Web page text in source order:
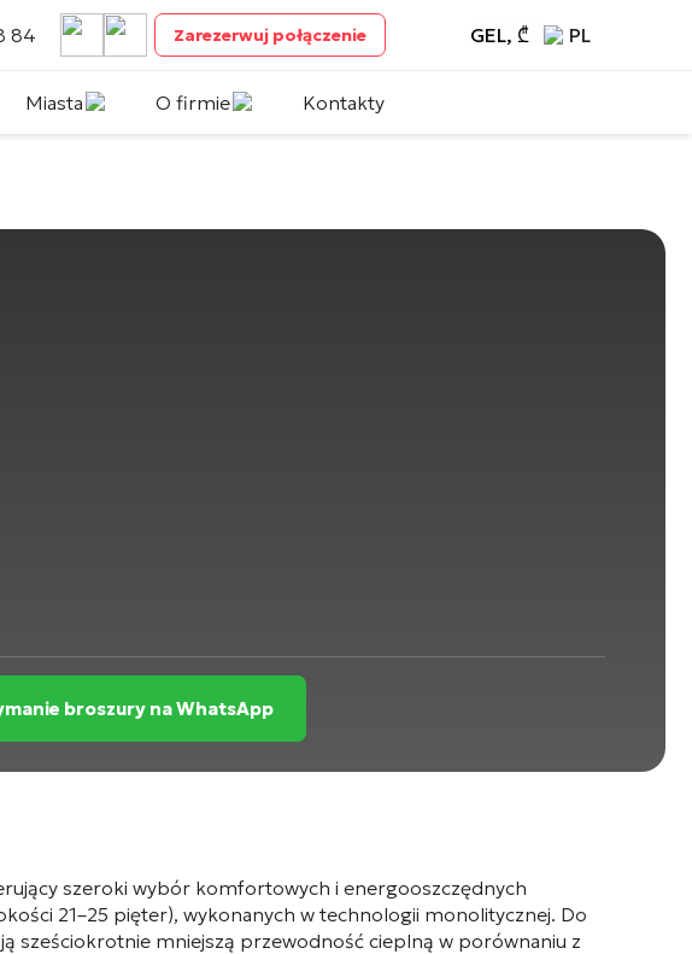
84 Zarezerwuj połączenie GEL, ₾ PL
Miasta O firmie Kontakty
broszury na WhatsApp
szeroki wybór komfortowych i energooszczędnych
21–25 pięter), wykonanych w technologii monolitycznej. Do
sześciokrotnie mniejszą przewodność cieplną w porównaniu z